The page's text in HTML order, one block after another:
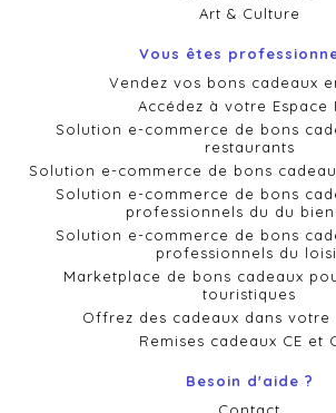
Art & Culture
Vous êtes
Vendez vos bons cadeaux
Accédez à votre Espace
Solution e-commerce de bons
restaurants
Solution e-commerce de bons
Solution e-commerce de bons
professionnels du du
Solution e-commerce de bons
professionnels du
Marketplace de bons cadeaux
touristiques
Offrez des cadeaux dans votre
Remises cadeaux CE et
Besoin d'aide ?